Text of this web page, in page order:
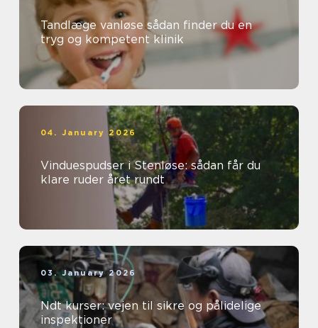
Tandlæge vanløse sådan finder du en
tryg og kompetent klinik
04. January 2026
Vinduespudser i Stenløse: sådan får du
klare ruder året rundt
03. January 2026
Ndt kurser: vejen til sikre og pålidelige
inspektioner